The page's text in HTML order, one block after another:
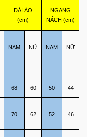
DÀI ÁO
(cm)
NGANG
NÁCH (cm)
NAM NỮ NAM NỮ
68 60 50 44
70 62 52 46